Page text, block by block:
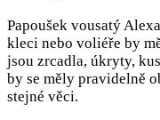
Papoušek vousatý
kleci nebo voliéře by
jsou zrcadla, úkryty,
by se měly pravidelně
stejné věci.